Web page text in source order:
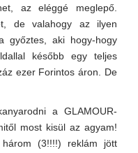
az eléggé meglepő.
de valahogy az ilyen
győztes, aki hogy-hogy
később egy teljes
ezer Forintos áron. De
a GLAMOUR-
most kisül az agyam!
(3!!!!) reklám jött